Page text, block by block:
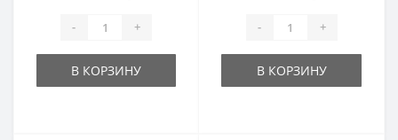
- +
В КОРЗИНУ
- +
В КОРЗИНУ